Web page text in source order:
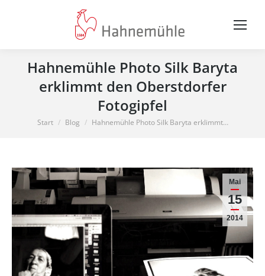
Hahnemühle Photo Silk Baryta
erklimmt den Oberstdorfer
Fotogipfel
Sie befinden sich hier:
Start Blog Hahnemühle Photo Silk Baryta erklimmt…
Mai
15
2014